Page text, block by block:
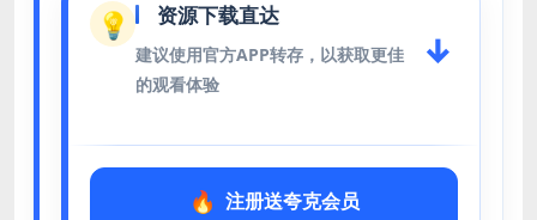
💡 资源下载直达
建议使用官方APP转存，以获取更佳
的观看体验
↓
注册送夸克会员